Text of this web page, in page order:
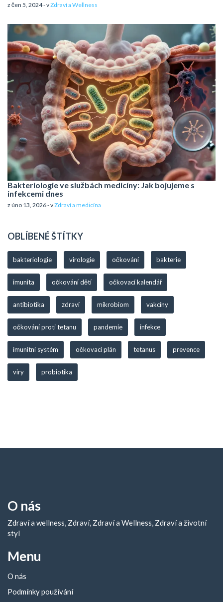
z čen 5, 2024 - vZdraví a Wellness
Bakteriologie ve službách medicíny: Jak bojujeme s
infekcemi dnes
z úno 13, 2026 - vZdraví a medicína
OBLÍBENÉ ŠTÍTKY
bakteriologie virologie očkování bakterie
imunita očkování dětí očkovací kalendář
antibiotika zdraví mikrobiom vakcíny
očkování proti tetanu pandemie infekce
imunitní systém očkovací plán tetanus prevence
viry probiotika
O nás
Zdraví a wellness, Zdraví, Zdraví a Wellness, Zdraví a životní
styl
Menu
O nás
Podmínky používání